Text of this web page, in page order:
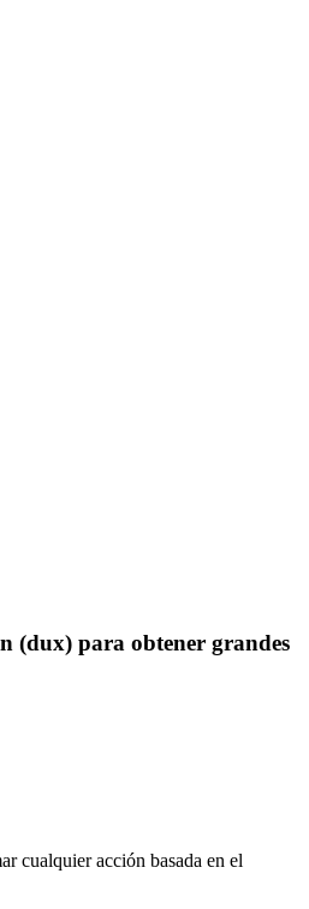
(dux) para obtener grandes
cualquier acción basada en el